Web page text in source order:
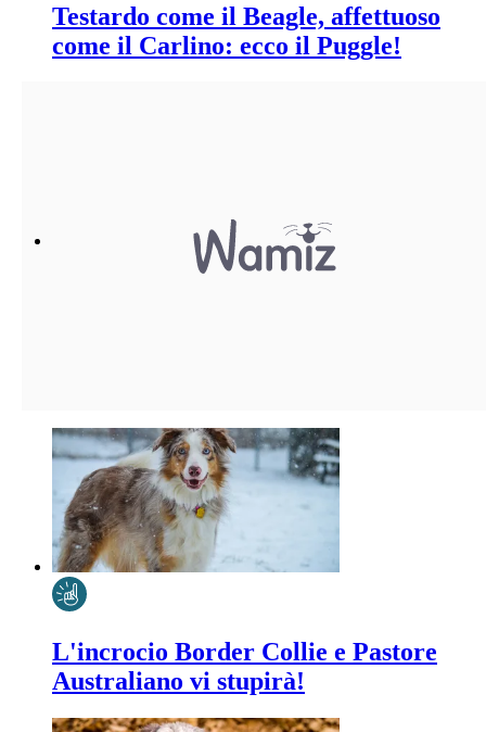
Testardo come il Beagle, affettuoso
come il Carlino: ecco il Puggle!
L'incrocio Border Collie e Pastore
Australiano vi stupirà!